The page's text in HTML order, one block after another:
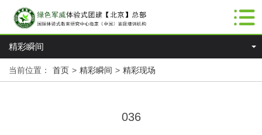
精彩瞬间
当前位置： 首页 > 精彩瞬间 > 精彩现场
036